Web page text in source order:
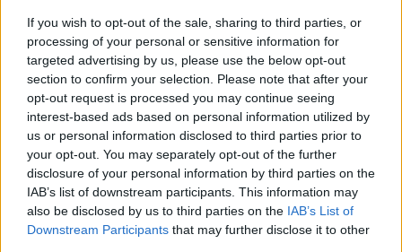
If you wish to opt-out of the sale, sharing to third parties, or
processing of your personal or sensitive information for
targeted advertising by us, please use the below opt-out
section to confirm your selection. Please note that after your
opt-out request is processed you may continue seeing
interest-based ads based on personal information utilized by
us or personal information disclosed to third parties prior to
your opt-out. You may separately opt-out of the further
disclosure of your personal information by third parties on the
IAB’s list of downstream participants. This information may
also be disclosed by us to third parties on the IAB’s List of
Downstream Participants that may further disclose it to other